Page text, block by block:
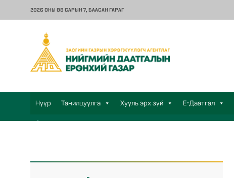
2026 ОНЫ 08 САРЫН 7, БААСАН ГАРАГ
Нүүр Танилцуулга Хууль эрх зүй Е-Даатгал
Санал хүсэлт